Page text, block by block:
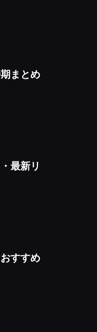
まとめ
最新リ
すすめ